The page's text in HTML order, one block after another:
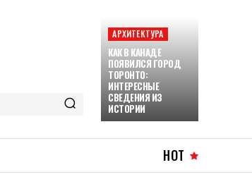
АРХИТЕКТУРА
КАК В КАНАДЕ
ПОЯВИЛСЯ ГОРОД
ТОРОНТО:
ИНТЕРЕСНЫЕ
СВЕДЕНИЯ ИЗ
ИСТОРИИ
HOT